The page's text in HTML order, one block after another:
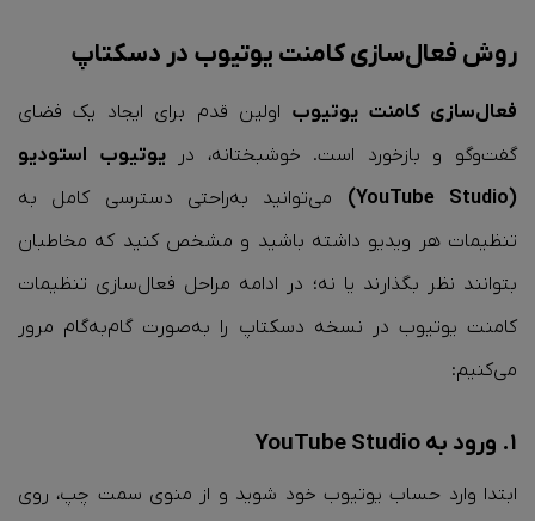
روش فعال‌سازی کامنت یوتیوب در دسکتاپ
فعال‌سازی کامنت یوتیوب اولین قدم برای ایجاد یک فضای
گفت‌وگو و بازخورد است. خوشبختانه، دریوتیوب استودیو
(YouTube
Studio)
می‌توانید به‌راحتی دسترسی کامل به
تنظیمات هر ویدیو داشته باشید و مشخص کنید که مخاطبان
بتوانند نظر بگذارند یا نه؛ در ادامه مراحل فعال‌سازی تنظیمات
کامنت یوتیوب در نسخه دسکتاپ را به‌صورت گام‌به‌گام مرور
می‌کنیم:
۱. ورود به YouTube Studio
ابتدا وارد حساب یوتیوب خود شوید و از منوی سمت چپ، روی